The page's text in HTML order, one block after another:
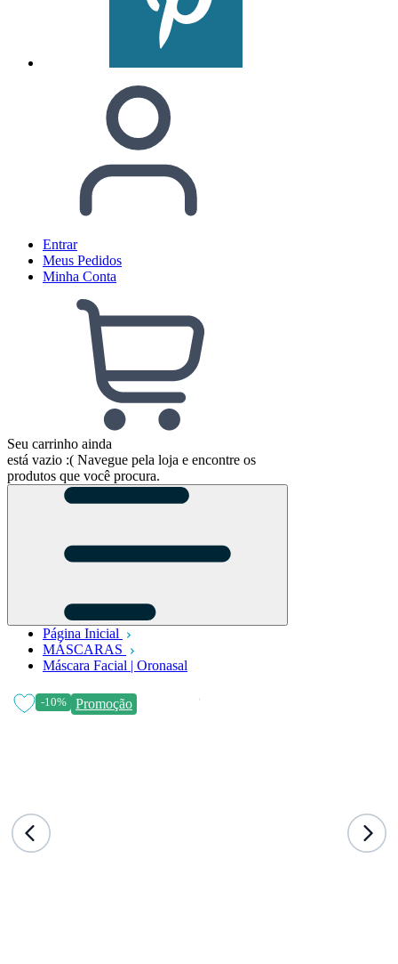
Entrar
Meus Pedidos
Minha Conta
Seu carrinho ainda
está vazio :( Navegue pela loja e encontre os
produtos que você procura.
Página Inicial
MÁSCARAS
Máscara Facial | Oronasal
-10% Promoção